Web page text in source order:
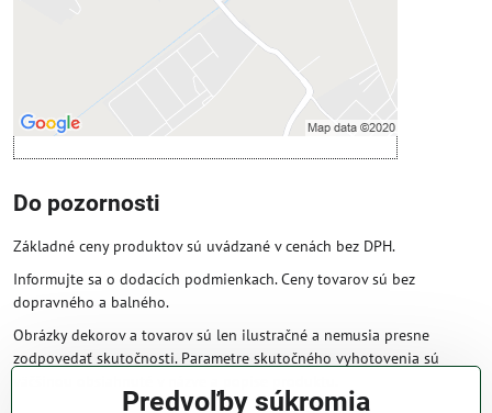
Povoliť a zapamätať - súhlas s druhom
cookie: Funkčné
Otvoriť obsah v novom okne
Do pozornosti
Základné ceny produktov sú uvádzané v cenách bez DPH.
Informujte sa o dodacích podmienkach. Ceny tovarov sú bez
dopravného a balného.
Obrázky dekorov a tovarov sú len ilustračné a nemusia presne
zodpovedať skutočnosti. Parametre skutočného vyhotovenia sú
Predvoľby súkromia